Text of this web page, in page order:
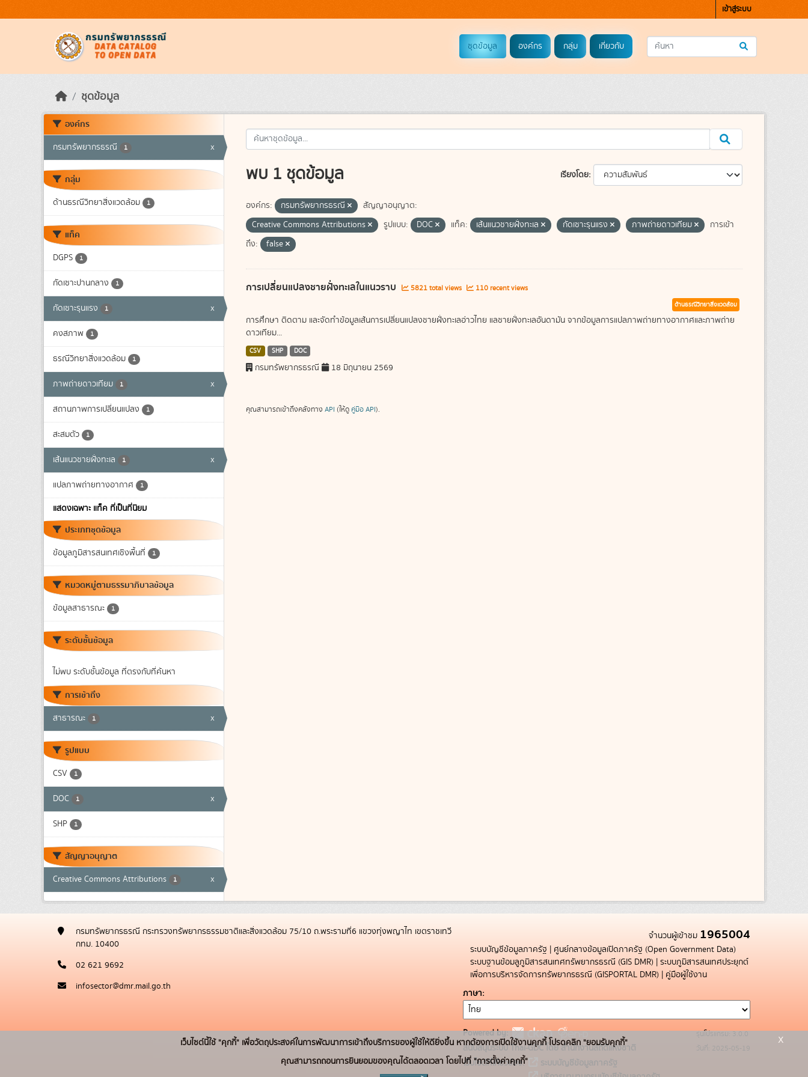
เข้าสู่ระบบ
ชุดข้อมูล องค์กร กลุ่ม เกี่ยวกับ
ชุดข้อมูล
องค์กร
กรมทรัพยากรธรณี 1 x
กลุ่ม
ด้านธรณีวิทยาสิ่งแวดล้อม 1
แท็ค
DGPS 1
กัดเซาะปานกลาง 1
กัดเซาะรุนแรง 1 x
คงสภาพ 1
ธรณีวิทยาสิ่งแวดล้อม 1
ภาพถ่ายดาวเทียม 1 x
สถานภาพการเปลี่ยนแปลง 1
สะสมตัว 1
เส้นแนวชายฝั่งทะเล 1 x
แปลภาพถ่ายทางอากาศ 1
แสดงเฉพาะ แท็ค ที่เป็นที่นิยม
ประเภทชุดข้อมูล
ข้อมูลภูมิสารสนเทศเชิงพื้นที่ 1
หมวดหมู่ตามธรรมาภิบาลข้อมูล
ข้อมูลสาธารณะ 1
ระดับชั้นข้อมูล
ไม่พบ ระดับชั้นข้อมูล ที่ตรงกับที่ค้นหา
การเข้าถึง
สาธารณะ 1 x
รูปแบบ
CSV 1
DOC 1 x
SHP 1
สัญญาอนุญาต
Creative Commons Attributions 1 x
เรียงโดย
พบ 1 ชุดข้อมูล
องค์กร: กรมทรัพยากรธรณี
สัญญาอนุญาต:
Creative Commons Attributions
รูปแบบ: DOC แท็ค: เส้นแนวชายฝั่งทะเล กัดเซาะรุนแรง ภาพถ่ายดาวเทียม
การเข้า
ถึง:
false
การเปลี่ยนแปลงชายฝั่งทะเลในแนวราบ 5821 total views 110 recent views
ด้านธรณีวิทยาสิ่งแวดล้อม
การศึกษา ติดตาม และจัดทำข้อมูลเส้นการเปลี่ยนแปลงชายฝั่งทะเลอ่าวไทย แลชายฝั่งทะเลอันดามัน จากข้อมูลการแปลภาพถ่ายทางอากาศและภาพถ่าย
ดาวเทียม...
CSV SHP DOC
กรมทรัพยากรธรณี 18 มิถุนายน 2569
คุณสามารถเข้าถึงคลังทาง API (ให้ดู คู่มือ API).
กรมทรัพยากรธรณี กระทรวงทรัพยากรธรรมชาติและสิ่งแวดล้อม 75/10 ถ.พระรามที่6 แขวงทุ่งพญาไท เขตราชเทวี
กทม. 10400
02 621 9692
infosector@dmr.mail.go.th
จำนวนผู้เข้าชม 1965004
ระบบบัญชีข้อมูลภาครัฐ | ศูนย์กลางข้อมูลเปิดภาครัฐ (Open Government Data)
ระบบฐานข้อมลูภูมิสารสนเทศทรัพยากรธรณี (GIS DMR) | ระบบภูมิสารสนเทศประยุกต์
เพื่อการบริหารจัดการทรัพยากรธรณี (GISPORTAL DMR) | คู่มือผู้ใช้งาน
ภาษา
Powered by:
สนับสนุนระบบ Thai-GDC โดย สำนักงานสถิติแห่งชาติ
เว็บไซต์ที่เกี่ยวข้อง:
ระบบบัญชีข้อมูลภาครัฐ
รุ่นโปรแกรม: 3.0.0
วันที่: 2025-05-19
เว็บไซต์นี้ใช้ "คุกกี้" เพื่อวัตถุประสงค์ในการพัฒนาการเข้าถึงบริการของผู้ใช้ให้ดียิ่งขึ้น หากต้องการเปิดใช้งานคุกกี้ โปรดคลิก "ยอมรับคุกกี้"
คุณสามารถถอนการยินยอมของคุณได้ตลอดเวลา โดยไปที่ "การตั้งค่าคุกกี้"
x